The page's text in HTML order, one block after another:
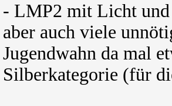
- LMP2 mit Licht und
aber auch viele
Jugendwahn da mal
Silberkategorie (für